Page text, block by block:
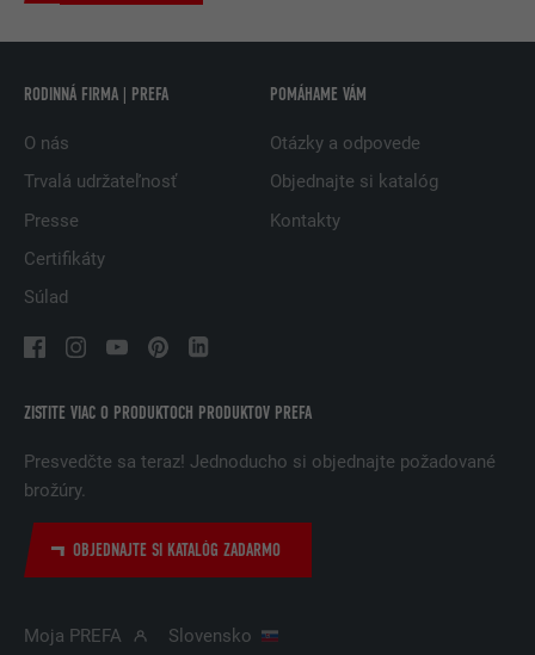
ZISTITE VIAC O PRODUKTOCH PRODUKTOV PREFA
Presvedčte sa teraz! Jednoducho si objednajte požadované
brožúry.
OBJEDNAJTE SI KATALÓG ZADARMO
RODINNÁ FIRMA | PREFA
O nás
Trvalá udržateľnosť
Presse
Certifikáty
Súlad
POMÁHAME VÁM
Otázky a odpovede
Objednajte si katalóg
Kontakty
Moja PREFA Slovensko
NÁZOV UserMatchHistory
POSKYTOVATEĽ
ÚČEL
stránkach, aby sa im zobrazovala
NÁZOV
Používa ho služba sociálnej siete